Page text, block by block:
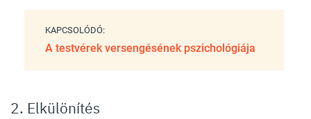
KAPCSOLÓDÓ:
A testvérek versengésének pszichológiája
2. Elkülönítés